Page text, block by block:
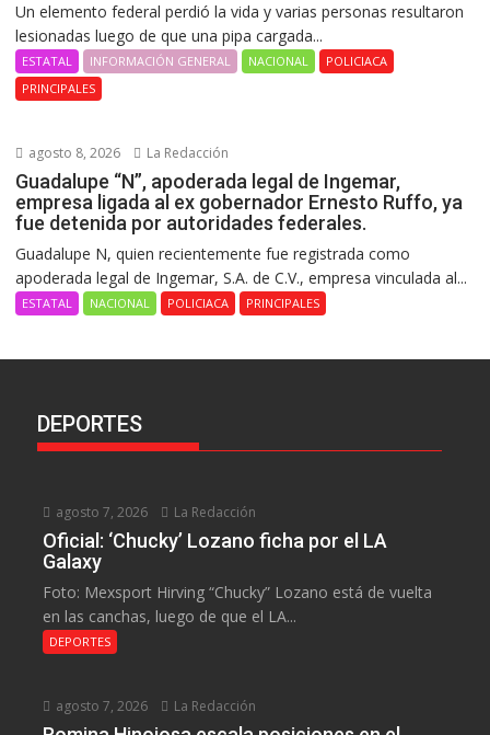
Un elemento federal perdió la vida y varias personas resultaron
lesionadas luego de que una pipa cargada...
ESTATAL INFORMACIÓN GENERAL NACIONAL
POLICIACA
PRINCIPALES
agosto 8, 2026 La Redacción
Guadalupe “N”, apoderada legal de Ingemar,
empresa ligada al ex gobernador Ernesto Ruffo, ya
fue detenida por autoridades federales.
Guadalupe N, quien recientemente fue registrada como
apoderada legal de Ingemar, S.A. de C.V., empresa vinculada al...
ESTATAL NACIONAL POLICIACA PRINCIPALES
DEPORTES
agosto 7, 2026 La Redacción
Oficial: ‘Chucky’ Lozano ficha por el LA
Galaxy
Foto: Mexsport Hirving “Chucky” Lozano está de vuelta
en las canchas, luego de que el LA...
DEPORTES
agosto 7, 2026 La Redacción